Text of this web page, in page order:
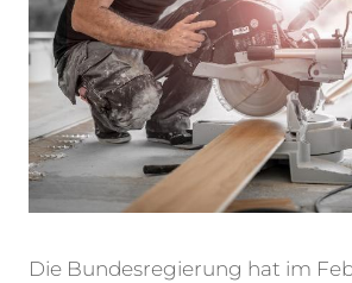
Die Bundesregierung hat im